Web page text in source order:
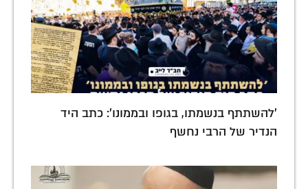
'להשתתף בנשמתו, בגופו ובממונו': כתב היד
הנדיר של הרבי נחשף